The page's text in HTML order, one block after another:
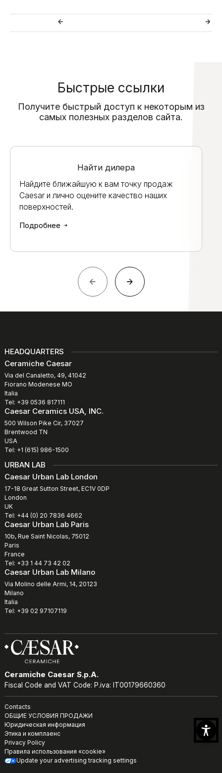
Быстрые ссылки
Получите быстрый доступ к некоторым из
самых полезных разделов сайта.
Найти дилера
Найдите ближайшую к вам точку продаж
Caesar и лично оцените качество наших
поверхностей.
Подробнее
HEADQUARTERS
Ceramiche Caesar
Via del Canaletto, 49, 41042
Fiorano Modenese MO
Italia
Tel: +39 0536 817111
Caesar Ceramics USA, INC.
500 Wilson Pike Cir, 37027
Brentwood TN
USA
Tel: +1 (615) 986-1500
URBAN LAB
Caesar Urban Lab London
17-18 Great Sutton Street, EC1V 0DP
London
UK
Tel: +44 (0) 20 7836 4662
Caesar Urban Lab Paris
10b, Rue Saint Nicolas, 75012
Paris
France
Tel: +33 1 44 73 42 02
Caesar Urban Lab Milano
Via Molino delle Armi, 14, 20123
Milano
Italia
Tel: +39 02 97107119
Ceramiche Caesar S.p.A.
Fiscal Code and VAT Code: P.iva: IT00179660360
Contacts
ОБЩИЕ УСЛОВИЯ ПРОДАЖИ
Юридическая информация
Этика и комплаенс
Privacy Policy
Правила использования «cookie»
Update your advertising tracking settings